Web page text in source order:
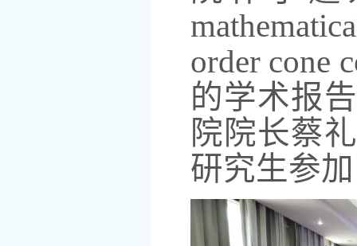
order cone
的学术报
院 院长蔡
研究生参